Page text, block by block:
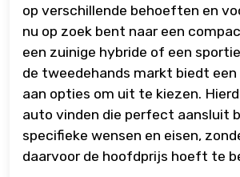
op verschillende behoeften en
nu op zoek bent naar een
een zuinige hybride of een
de tweedehands markt biedt een
aan opties om uit te kiezen.
auto vinden die perfect aansluit
specifieke wensen en eisen,
daarvoor de hoofdprijs hoeft te